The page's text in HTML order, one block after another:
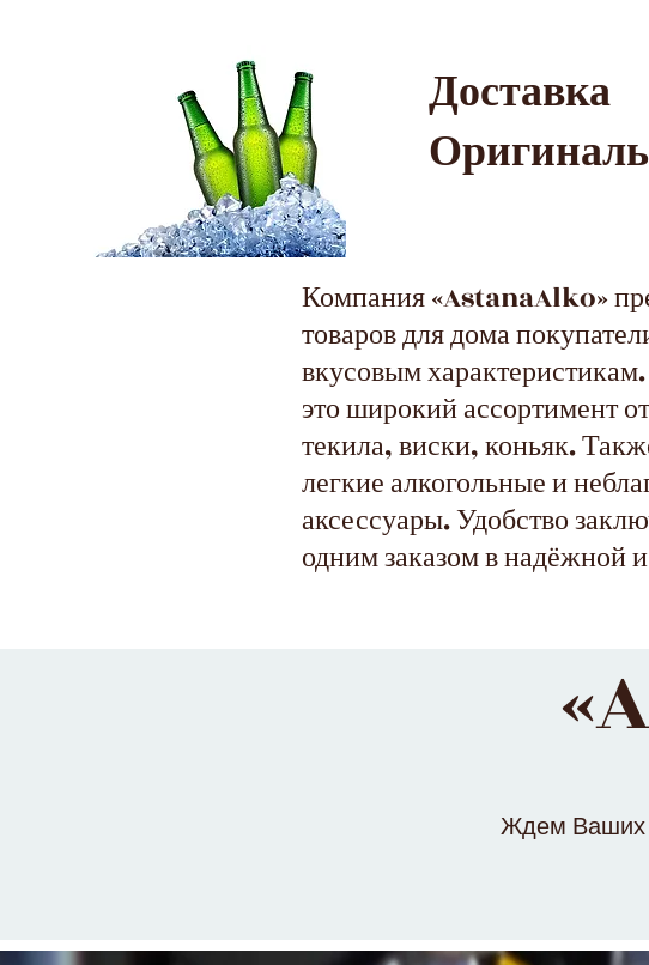
Компания «AstanaAlko»
товаров для дома
вкусовым
это широкий ассортимент
текила, виски, коньяк.
легкие алкогольные и
аксессуары. Удобство
одним заказом в надёжной
Ждем Ваших